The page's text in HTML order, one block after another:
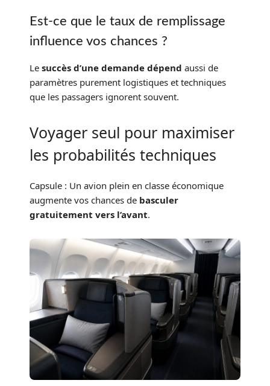
Est-ce que le taux de remplissage
influence vos chances ?
Le succès d’une demande dépend aussi de
paramètres purement logistiques et techniques
que les passagers ignorent souvent.
Voyager seul pour maximiser
les probabilités techniques
Capsule : Un avion plein en classe économique
augmente vos chances de basculer
gratuitement vers l’avant.